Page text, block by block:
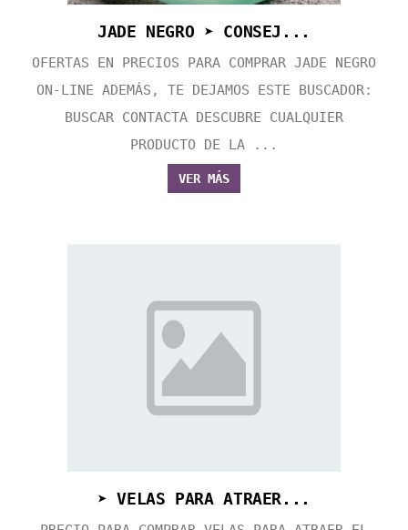
JADE NEGRO ➤ CONSEJ...
OFERTAS EN PRECIOS PARA COMPRAR JADE NEGRO
ON-LINE ADEMÁS, TE DEJAMOS ESTE BUSCADOR:
BUSCAR CONTACTA DESCUBRE CUALQUIER
PRODUCTO DE LA ...
VER MÁS
➤ VELAS PARA ATRAER...